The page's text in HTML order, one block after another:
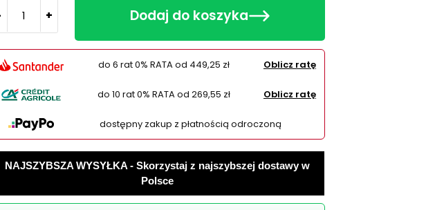
+ Dodaj do koszyka
do 6 rat 0% RATA od 449,25 zł Oblicz ratę
do 10 rat 0% RATA od 269,55 zł Oblicz ratę
dostępny zakup z płatnością odroczoną
NAJSZYBSZA WYSYŁKA - Skorzystaj z najszybszej dostawy w
Polsce